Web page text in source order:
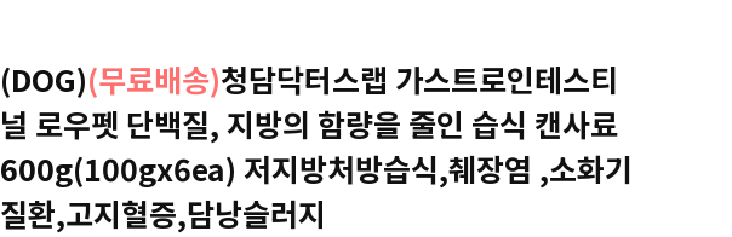
(DOG)(무료배송)청담닥터스랩 가스트로인테스티
널 로우펫 단백질, 지방의 함량을 줄인 습식 캔사료
600g(100gx6ea) 저지방처방습식,췌장염 ,소화기
질환,고지혈증,담낭슬러지